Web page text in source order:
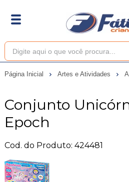
Página Inicial Artes e Atividades
Conjunto
Epoch
Cod. do Produto: 424481